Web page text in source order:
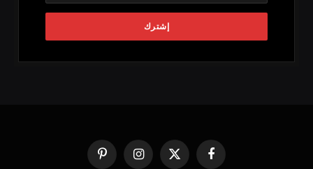
فيسبوك
X
الانستغرامبينتيريست